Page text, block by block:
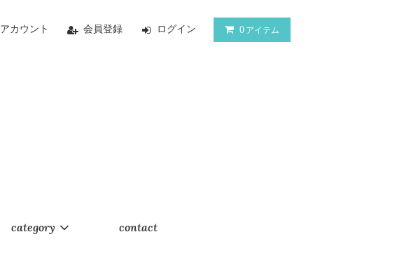
アカウント 会員登録 ログイン 0 アイテム
category contact